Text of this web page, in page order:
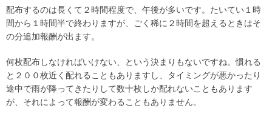
配布するのは長くて２時間程度で、午後が多いです。たいてい１時
間から１時間半で終わりますが、ごく稀に２時間を超えるときはそ
の分追加報酬が出ます。
何枚配布しなければいけない、という決まりもないですね。慣れる
と２００枚近く配れることもありますし、タイミングが悪かったり
途中で雨が降ってきたりして数十枚しか配れないこともあります
が、それによって報酬が変わることもありません。